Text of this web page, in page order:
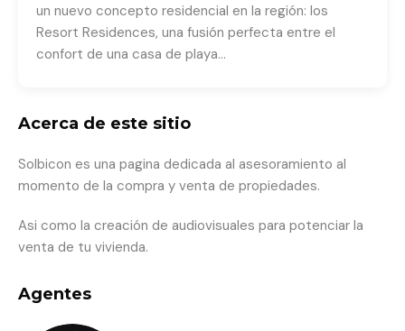
un nuevo concepto residencial en la región: los
Resort Residences, una fusión perfecta entre el
confort de una casa de playa…
Acerca de este sitio
Solbicon es una pagina dedicada al asesoramiento al
momento de la compra y venta de propiedades.
Asi como la creación de audiovisuales para potenciar la
venta de tu vivienda.
Agentes